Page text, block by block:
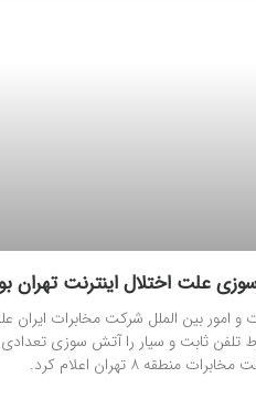
علت اختلال اینترنت تهران
و امور بین الملل شرکت مخابرات ایران
تلفن ثابت و سیار را آتش سوزی
منطقه ۸ تهران اعلام کرد.